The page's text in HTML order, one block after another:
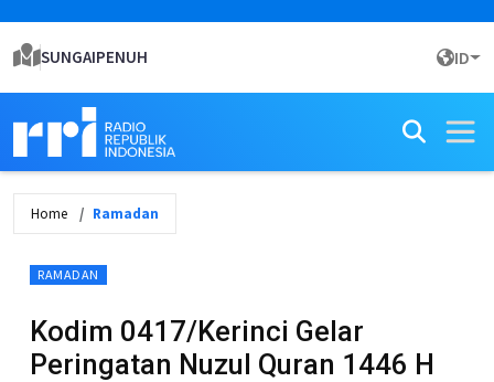
SUNGAIPENUH ID
Home Ramadan
RAMADAN
Kodim 0417/Kerinci Gelar
Peringatan Nuzul Quran 1446 H